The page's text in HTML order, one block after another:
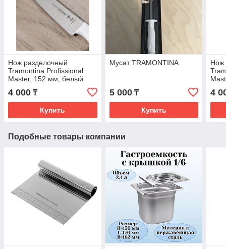
Нож разделочный
Tramontina Profissional
Master, 152 мм, белый
(24655/086)
4 000 ₸
Купить
Мусат TRAMONTINA
5 000₸
Купить
Нож
4
Подобные товары компании